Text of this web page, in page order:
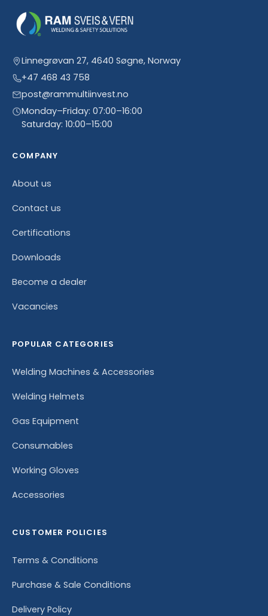
Linnegrøvan 27, 4640 Søgne, Norway
+47 468 43 758
post@rammultiinvest.no
Monday–Friday: 07:00–16:00
Saturday: 10:00–15:00
COMPANY
About us
Contact us
Certifications
Downloads
Become a dealer
Vacancies
POPULAR CATEGORIES
Welding Machines & Accessories
Welding Helmets
Gas Equipment
Consumables
Working Gloves
Accessories
CUSTOMER POLICIES
Terms & Conditions
Purchase & Sale Conditions
Delivery Policy